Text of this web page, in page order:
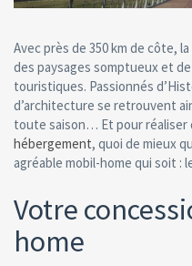
Avec près de 350 km de côte,
des paysages somptueux et
touristiques. Passionnés
d’architecture se retrouvent
toute saison… Et pour réaliser
hébergement, quoi de mieux
agréable mobil-home qui soit :
Votre
home